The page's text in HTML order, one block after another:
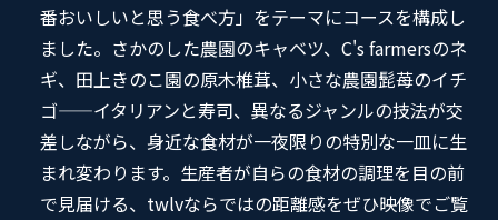
番おいしいと思う食べ方」をテーマにコースを構成し
ました。さかのした農園のキャベツ、C's farmersのネ
ギ、田上きのこ園の原木椎茸、小さな農園髭苺のイチ
ゴ——イタリアンと寿司、異なるジャンルの技法が交
差しながら、身近な食材が一夜限りの特別な一皿に生
まれ変わります。生産者が自らの食材の調理を目の前
で見届ける、twlvならではの距離感をぜひ映像でご覧